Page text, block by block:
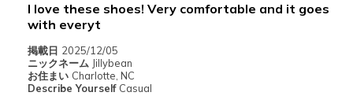
Going Out
Width
Sizing
Feels true to size
View On Shoes
Shoes are for Wearing
I love these shoes! Very comfortable and it goes
with everyt
掲載日 2025/12/05
ニックネーム Jillybean
お住まい Charlotte, NC
Describe Yourself Casual